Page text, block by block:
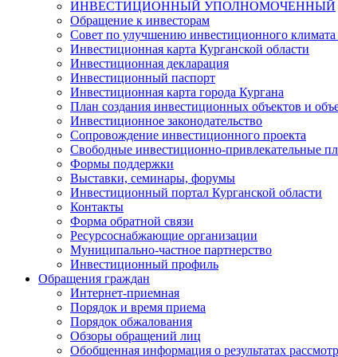
ИНВЕСТИЦИОННЫЙ УПОЛНОМОЧЕННЫЙ
Обращение к инвесторам
Совет по улучшению инвестиционного климата
Инвестиционная карта Курганской области
Инвестиционная декларация
Инвестиционный паспорт
Инвестиционная карта города Кургана
План создания инвестиционных объектов и
Инвестиционное законодательство
Сопровождение инвестиционного проекта
Свободные инвестиционно-привлекательные
Формы поддержки
Выставки, семинары, форумы
Инвестиционный портал Курганской области
Контакты
Форма обратной связи
Ресурсоснабжающие организации
Муниципально-частное партнерство
Инвестиционный профиль
Обращения граждан
Интернет-приемная
Порядок и время приема
Порядок обжалования
Обзоры обращений лиц
Обобщенная информация о результатах